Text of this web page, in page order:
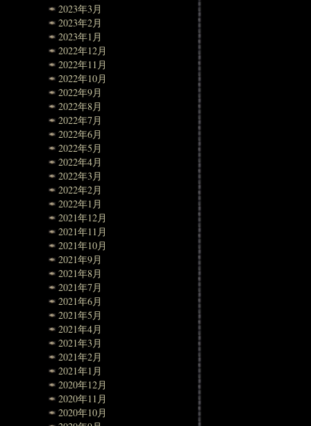
2023年3月
2023年2月
2023年1月
2022年12月
2022年11月
2022年10月
2022年9月
2022年8月
2022年7月
2022年6月
2022年5月
2022年4月
2022年3月
2022年2月
2022年1月
2021年12月
2021年11月
2021年10月
2021年9月
2021年8月
2021年7月
2021年6月
2021年5月
2021年4月
2021年3月
2021年2月
2021年1月
2020年12月
2020年11月
2020年10月